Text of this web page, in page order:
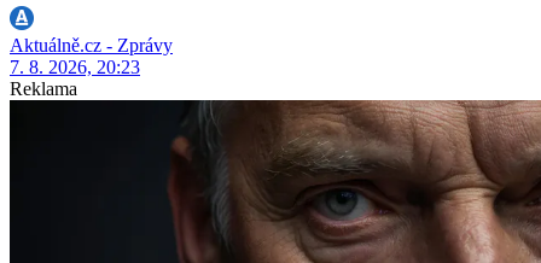
Aktuálně.cz - Zprávy
7. 8. 2026, 20:23
Reklama